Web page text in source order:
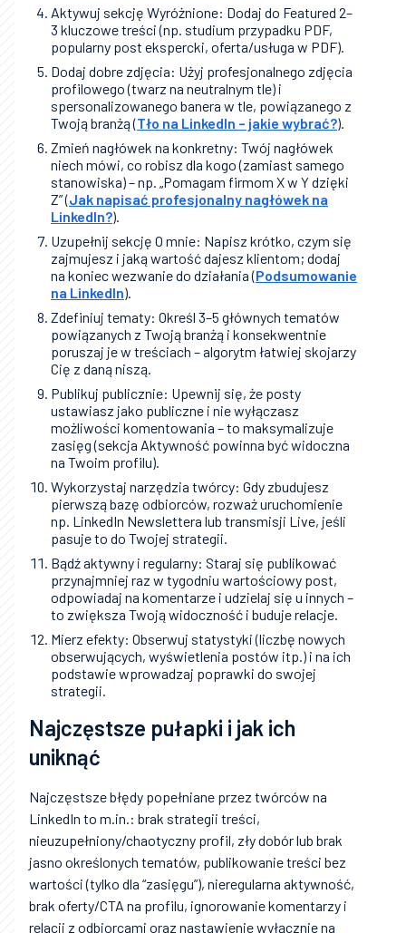
Aktywuj sekcję Wyróżnione: Dodaj do Featured 2–
3 kluczowe treści (np. studium przypadku PDF,
popularny post ekspercki, oferta/usługa w PDF).
Dodaj dobre zdjęcia: Użyj profesjonalnego zdjęcia
profilowego (twarz na neutralnym tle) i
spersonalizowanego banera w tle, powiązanego z
Twoją branżą (Tło na LinkedIn – jakie wybrać?).
Zmień nagłówek na konkretny: Twój nagłówek
niech mówi, co robisz dla kogo (zamiast samego
stanowiska) – np. „Pomagam firmom X w Y dzięki
Z” (Jak napisać profesjonalny nagłówek na
LinkedIn?).
Uzupełnij sekcję O mnie: Napisz krótko, czym się
zajmujesz i jaką wartość dajesz klientom; dodaj
na koniec wezwanie do działania (Podsumowanie
na LinkedIn).
Zdefiniuj tematy: Określ 3–5 głównych tematów
powiązanych z Twoją branżą i konsekwentnie
poruszaj je w treściach – algorytm łatwiej skojarzy
Cię z daną niszą.
Publikuj publicznie: Upewnij się, że posty
ustawiasz jako publiczne i nie wyłączasz
możliwości komentowania – to maksymalizuje
zasięg (sekcja Aktywność powinna być widoczna
na Twoim profilu).
Wykorzystaj narzędzia twórcy: Gdy zbudujesz
pierwszą bazę odbiorców, rozważ uruchomienie
np. LinkedIn Newslettera lub transmisji Live, jeśli
pasuje to do Twojej strategii.
Bądź aktywny i regularny: Staraj się publikować
przynajmniej raz w tygodniu wartościowy post,
odpowiadaj na komentarze i udzielaj się u innych –
to zwiększa Twoją widoczność i buduje relacje.
Mierz efekty: Obserwuj statystyki (liczbę nowych
obserwujących, wyświetlenia postów itp.) i na ich
podstawie wprowadzaj poprawki do swojej
strategii.
Najczęstsze pułapki i jak ich
uniknąć
Najczęstsze błędy popełniane przez twórców na
LinkedIn to m.in.: brak strategii treści,
nieuzupełniony/chaotyczny profil, zły dobór lub brak
jasno określonych tematów, publikowanie treści bez
wartości (tylko dla “zasięgu”), nieregularna aktywność,
brak oferty/CTA na profilu, ignorowanie komentarzy i
relacji z odbiorcami oraz nastawienie wyłącznie na